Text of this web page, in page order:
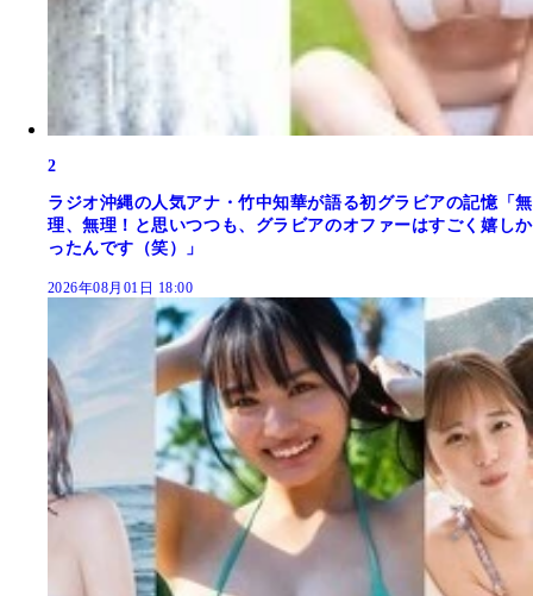
2
ラジオ沖縄の人気アナ・竹中知華が語る初グラビアの記憶「無
理、無理！と思いつつも、グラビアのオファーはすごく嬉しか
ったんです（笑）」
2026年08月01日 18:00